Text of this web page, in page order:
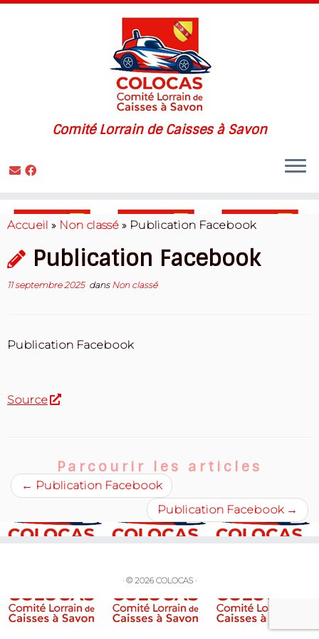
Skip
to
Comité Lorrain de Caisses à Savon
Accueil » Non classé » Publication Facebook
Publication Facebook
11 septembre 2025dans Non classé
Publication Facebook
Source
Parcourir les articles
← Publication Facebook
Publication Facebook →
· © 2026 COLOCAS ·